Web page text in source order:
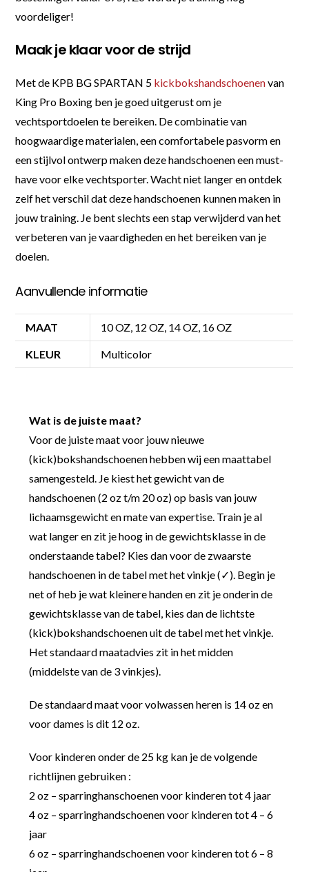
voordeliger!
Maak je klaar voor de strijd
Met de KPB BG SPARTAN 5 kickbokshandschoenenvan
King Pro Boxing ben je goed uitgerust om je
vechtsportdoelen te bereiken. De combinatie van
hoogwaardige materialen, een comfortabele pasvorm en
een stijlvol ontwerp maken deze handschoenen een must-
have voor elke vechtsporter. Wacht niet langer en ontdek
zelf het verschil dat deze handschoenen kunnen maken in
jouw training. Je bent slechts een stap verwijderd van het
verbeteren van je vaardigheden en het bereiken van je
doelen.
Aanvullende informatie
MAAT 10 OZ, 12 OZ, 14 OZ, 16 OZ
KLEUR Multicolor
Wat is de juiste maat?
Voor de juiste maat voor jouw nieuwe
(kick)bokshandschoenen hebben wij een maattabel
samengesteld. Je kiest het gewicht van de
handschoenen (2 oz t/m 20 oz) op basis van jouw
lichaamsgewicht en mate van expertise. Train je al
wat langer en zit je hoog in de gewichtsklasse in de
onderstaande tabel? Kies dan voor de zwaarste
handschoenen in de tabel met het vinkje (✓). Begin je
net of heb je wat kleinere handen en zit je onderin de
gewichtsklasse van de tabel, kies dan de lichtste
(kick)bokshandschoenen uit de tabel met het vinkje.
Het standaard maatadvies zit in het midden
(middelste van de 3 vinkjes).
De standaard maat voor volwassen heren is 14 oz en
voor dames is dit 12 oz.
Voor kinderen onder de 25 kg kan je de volgende
richtlijnen gebruiken :
2 oz – sparringhanschoenen voor kinderen tot 4 jaar
4 oz – sparringhandschoenen voor kinderen tot 4 – 6
jaar
6 oz – sparringhandschoenen voor kinderen tot 6 – 8